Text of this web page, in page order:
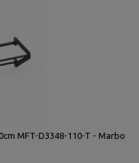
MFT-D3348-110-T - Marbo